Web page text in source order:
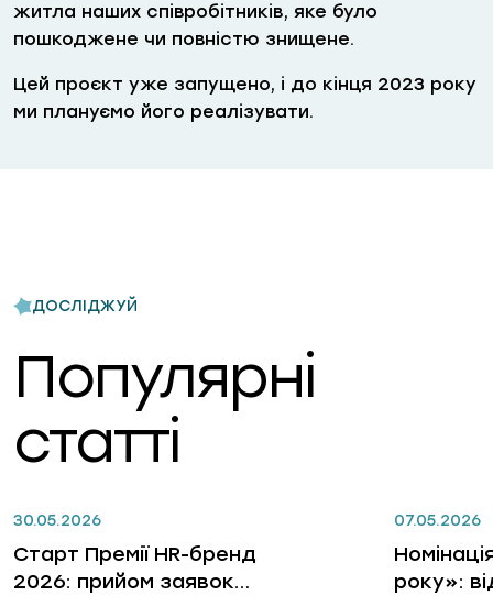
житла наших співробітників, яке було
пошкоджене чи повністю знищене.
Цей проєкт уже запущено, і до кінця 2023 року
ми плануємо його реалізувати.
ДОСЛІДЖУЙ
Популярні
статті
30.05.2026
Старт Премії HR-бренд
2026: прийом заявок
07.05.2026
року»: